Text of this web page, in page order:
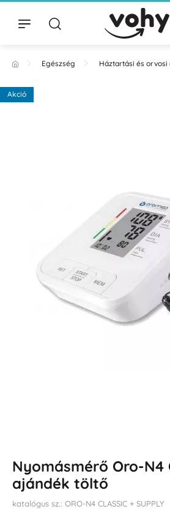
Egészség Háztartási és orvosi
Nyomásmérő Oro-N4
ajándék töltő
katalógus sz.: ORO-N4 CLASSIC + SUPPLY
Akció